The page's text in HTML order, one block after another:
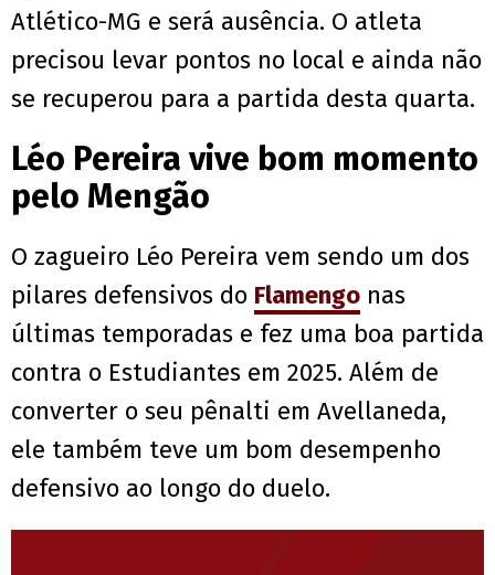
Atlético-MG e será ausência. O atleta
precisou levar pontos no local e ainda não
se recuperou para a partida desta quarta.
Léo Pereira vive bom momento
pelo Mengão
O zagueiro Léo Pereira vem sendo um dos
pilares defensivos do Flamengo nas
últimas temporadas e fez uma boa partida
contra o Estudiantes em 2025. Além de
converter o seu pênalti em Avellaneda,
ele também teve um bom desempenho
defensivo ao longo do duelo.